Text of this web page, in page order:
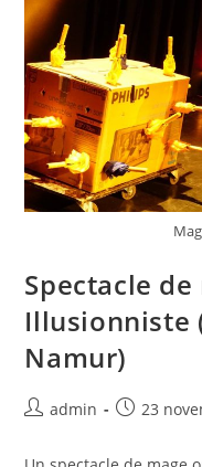
Spectacle de
Illusionniste
Namur)
admin 23